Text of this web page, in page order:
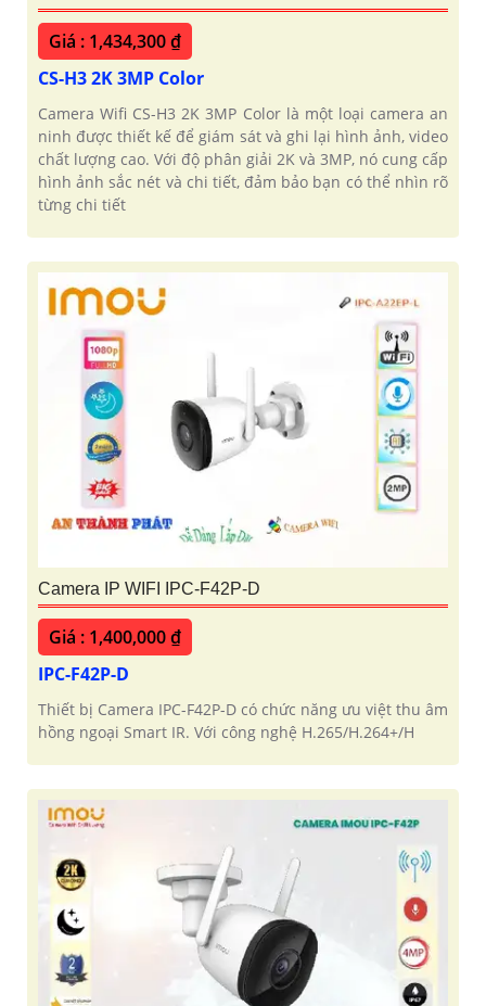
Giá : 1,434,300 ₫
CS-H3 2K 3MP Color
Camera Wifi CS-H3 2K 3MP Color là một loại camera an
ninh được thiết kế để giám sát và ghi lại hình ảnh, video
chất lượng cao. Với độ phân giải 2K và 3MP, nó cung cấp
hình ảnh sắc nét và chi tiết, đảm bảo bạn có thể nhìn rõ
từng chi tiết
Camera IP WIFI IPC-F42P-D
Giá : 1,400,000 ₫
IPC-F42P-D
Thiết bị Camera IPC-F42P-D có chức năng ưu việt thu âm
hồng ngoại Smart IR. Với công nghệ H.265/H.264+/H